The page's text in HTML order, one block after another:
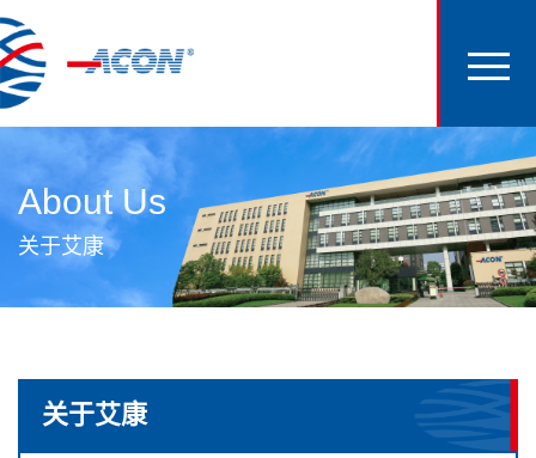
About Us
关于艾康
关于艾康